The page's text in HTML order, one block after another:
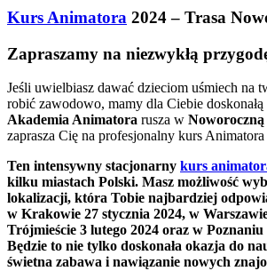
Kurs Animatora 2024 – Trasa
Zapraszamy na niezwykłą
Jeśli uwielbiasz dawać dzieciom uśmiech na
robić zawodowo, mamy dla Ciebie
Akademia Animatora rusza w Noworoczną
zaprasza Cię na profesjonalny kurs
Ten intensywny stacjonarny kurs
kilku miastach Polski. Masz możliwość
lokalizacji, która Tobie najbardziej
w Krakowie 27 stycznia 2024, w
Trójmieście 3 lutego 2024 oraz w Poznaniu
Będzie to nie tylko doskonała okazja do
świetna zabawa i nawiązanie nowych